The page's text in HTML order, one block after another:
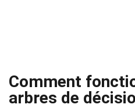
Comment
arbres de